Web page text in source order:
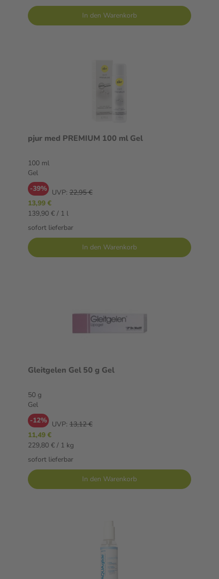
In den Warenkorb
pjur med PREMIUM 100 ml Gel
100 ml
Gel
-39% UVP: 22,95 €
13,99 €
139,90 € / 1 l
sofort lieferbar
In den Warenkorb
Gleitgelen Gel 50 g Gel
50 g
Gel
-12% UVP: 13,12 €
11,49 €
229,80 € / 1 kg
sofort lieferbar
In den Warenkorb